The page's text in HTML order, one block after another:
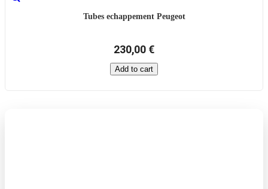
Tubes echappement Peugeot
230,00 €
Add to cart